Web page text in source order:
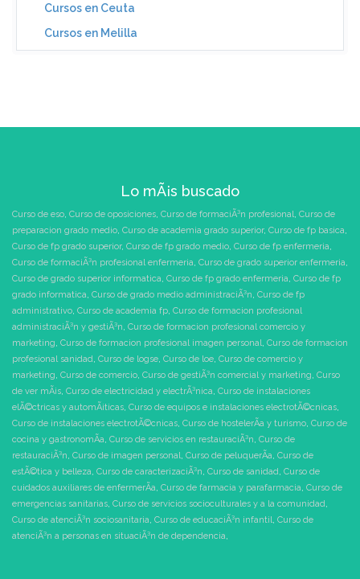
Cursos en Ceuta
Cursos en Melilla
Lo mÃ¡s buscado
Curso de eso, Curso de oposiciones, Curso de formaciÃ³n profesional, Curso de
preparacion grado medio, Curso de academia grado superior, Curso de fp basica,
Curso de fp grado superior, Curso de fp grado medio, Curso de fp enfermeria,
Curso de formaciÃ³n profesional enfermeria, Curso de grado superior enfermeria,
Curso de grado superior informatica, Curso de fp grado enfermeria, Curso de fp
grado informatica, Curso de grado medio administraciÃ³n, Curso de fp
administrativo, Curso de academia fp, Curso de formacion profesional
administraciÃ³n y gestiÃ³n, Curso de formacion profesional comercio y
marketing, Curso de formacion profesional imagen personal, Curso de formacion
profesional sanidad, Curso de logse, Curso de loe, Curso de comercio y
marketing, Curso de comercio, Curso de gestiÃ³n comercial y marketing, Curso
de ver mÃ¡s, Curso de electricidad y electrÃ³nica, Curso de instalaciones
elÃ©ctricas y automÃ¡ticas, Curso de equipos e instalaciones electrotÃ©cnicas,
Curso de instalaciones electrotÃ©cnicas, Curso de hostelerÃ­a y turismo, Curso de
cocina y gastronomÃ­a, Curso de servicios en restauraciÃ³n, Curso de
restauraciÃ³n, Curso de imagen personal, Curso de peluquerÃ­a, Curso de
estÃ©tica y belleza, Curso de caracterizaciÃ³n, Curso de sanidad, Curso de
cuidados auxiliares de enfermerÃ­a, Curso de farmacia y parafarmacia, Curso de
emergencias sanitarias, Curso de servicios socioculturales y a la comunidad,
Curso de atenciÃ³n sociosanitaria, Curso de educaciÃ³n infantil, Curso de
atenciÃ³n a personas en situaciÃ³n de dependencia,